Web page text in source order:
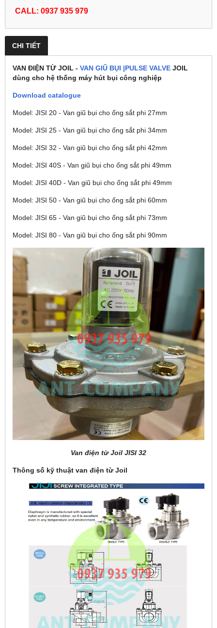
CALL: 0937 935 979
CHI TIẾT
VAN ĐIỆN TỪ JOIL - VAN GIŨ BỤI |PULSE VALVE JOIL
dùng cho hệ thống máy hút bụi công nghiệp
Download catalogue
Model: JISI 20 - Van giũ bụi cho ống sắt phi 27mm
Model: JISI 25 - Van giũ bụi cho ống sắt phi 34mm
Model: JISI 32 - Van giũ bụi cho ống sắt phi 42mm
Model: JISI 40S - Van giũ bụi cho ống sắt phi 49mm
Model: JISI 40D - Van giũ bụi cho ống sắt phi 49mm
Model: JISI 50 - Van giũ bụi cho ống sắt phi 60mm
Model: JISI 65 - Van giũ bụi cho ống sắt phi 73mm
Model: JISI 80 - Van giũ bụi cho ống sắt phi 90mm
Van điện từ Joil JISI 32
Thông số kỹ thuật van điện từ Joil